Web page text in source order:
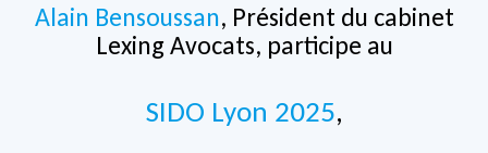
Alain Bensoussan, Président du cabinet
Lexing Avocats, participe au
SIDO Lyon 2025,